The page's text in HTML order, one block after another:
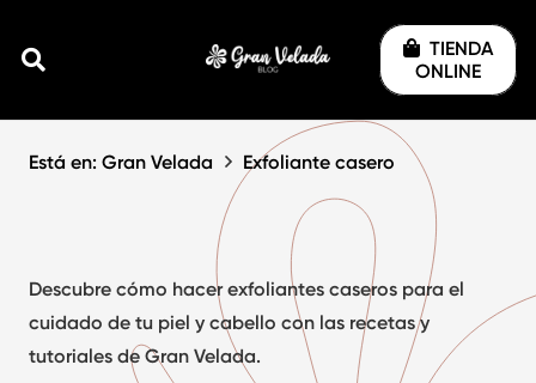
TIENDA
ONLINE
Está en: Gran Velada Exfoliante casero
Descubre cómo hacerexfoliantes caseros para el
cuidado de tu piel y cabello con las recetas y
tutoriales de Gran Velada.